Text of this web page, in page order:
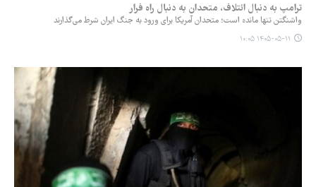
ترامپ به دنبال ائتلاف، متحدان به دنبال راه فرار
واشنگتن تنها مانده است؛ متحدان آمریکا برای ورود به جنگ ایران شرط می‌گذارند
۱۴۰۵-۰۵-۱۱ ۱۰:۰۵